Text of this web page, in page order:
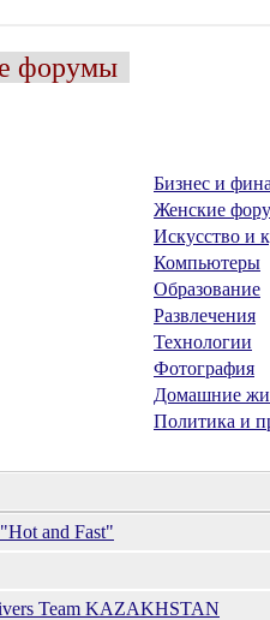
форумы
Бизнес и
Женские
Искусство и
Компьютеры
Образование
Развлечения
Технологии
Фотография
Домашние
Политика и
and Fast"
Team KAZAKHSTAN